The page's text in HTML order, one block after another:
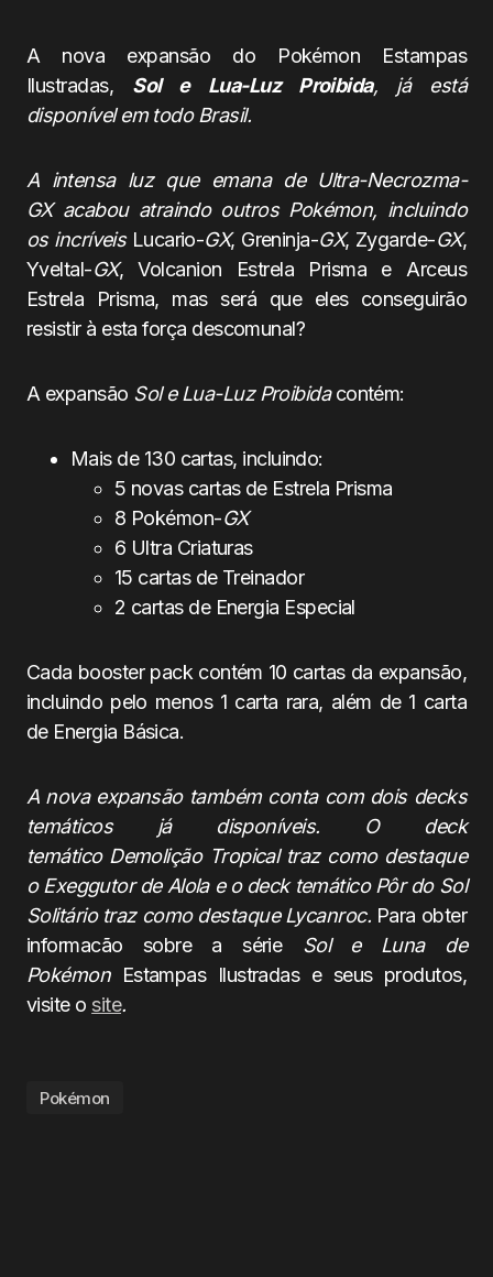
A nova expansão do Pokémon Estampas
Ilustradas, Sol e Lua-Luz Proibida, já está
disponível em todo Brasil.
A intensa luz que emana de Ultra-Necrozma-
GX acabou atraindo outros Pokémon, incluindo
os incríveis Lucario-GX, Greninja-GX, Zygarde-GX,
Yveltal-GX, Volcanion Estrela Prisma e Arceus
Estrela Prisma, mas será que eles conseguirão
resistir à esta força descomunal?
A expansão Sol e Lua-Luz Proibidacontém:
Mais de 130 cartas, incluindo:
5 novas cartas de Estrela Prisma
8 Pokémon-GX
6 Ultra Criaturas
15 cartas de Treinador
2 cartas de Energia Especial
Cada booster pack contém 10 cartas da expansão,
incluindo pelo menos 1 carta rara, além de 1 carta
de Energia Básica.
A nova expansão também conta com dois decks
temáticos já disponíveis. O deck
temático Demolição Tropicaltraz como destaque
o Exeggutor de Alola e o deck temático Pôr do Sol
Solitário traz como destaque Lycanroc. Para obter
informacão sobre a série Sol e Lunade
PokémonEstampas Ilustradas e seus produtos,
visite o site.
Pokémon